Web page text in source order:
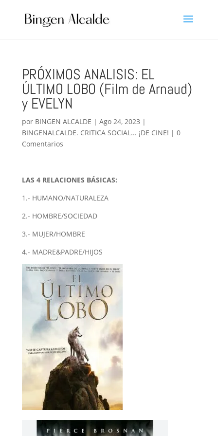
PRÓXIMOS ANALISIS: EL
ÚLTIMO LOBO (Film de Arnaud)
y EVELYN
por BINGEN ALCALDE | Ago 24, 2023 |
BINGENALCALDE. CRITICA SOCIAL... ¡DE CINE! | 0
Comentarios
LAS 4 RELACIONES BÁSICAS:
1.- HUMANO/NATURALEZA
2.- HOMBRE/SOCIEDAD
3.- MUJER/HOMBRE
4.- MADRE&PADRE/HIJOS